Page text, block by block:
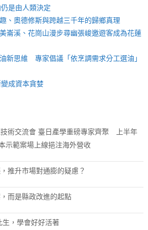
是由人類決定
、奧德修斯與跨越三千年的歸鄉真理
崙溪、花崗山漫步尋幽張峻邀遊客成為花蓮
新思維 專家倡議「依烹調需求分工選油」
成資本貪婪
術交流會 臺日產學重磅專家齊聚 上半年
示範案場上線挹注海外營收
推升市場對通膨的疑慮？
而是縣政改進的起點
，學會好好活著